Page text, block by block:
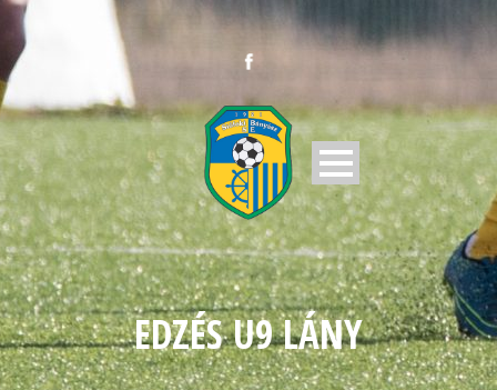
EDZÉS U9 LÁNY